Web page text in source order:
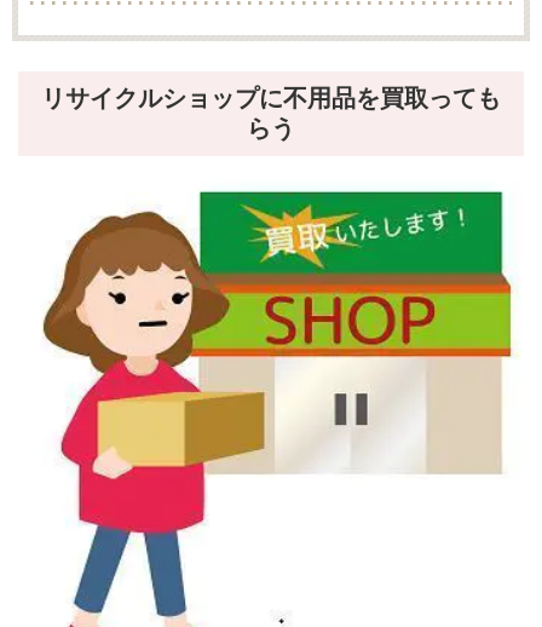
リサイクルショップに不用品を買取っても
らう